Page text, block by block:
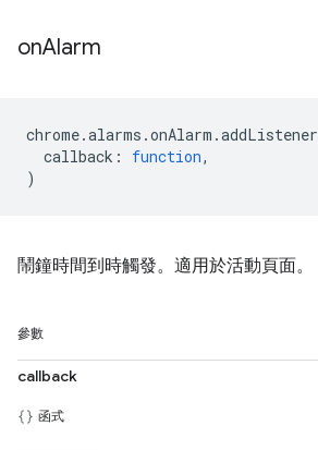
onAlarm
chrome.alarms .onAlarm .addListener
callback : function,
)
鬧鐘時間到時觸發。適用於活動頁面。
參數
callback
函式